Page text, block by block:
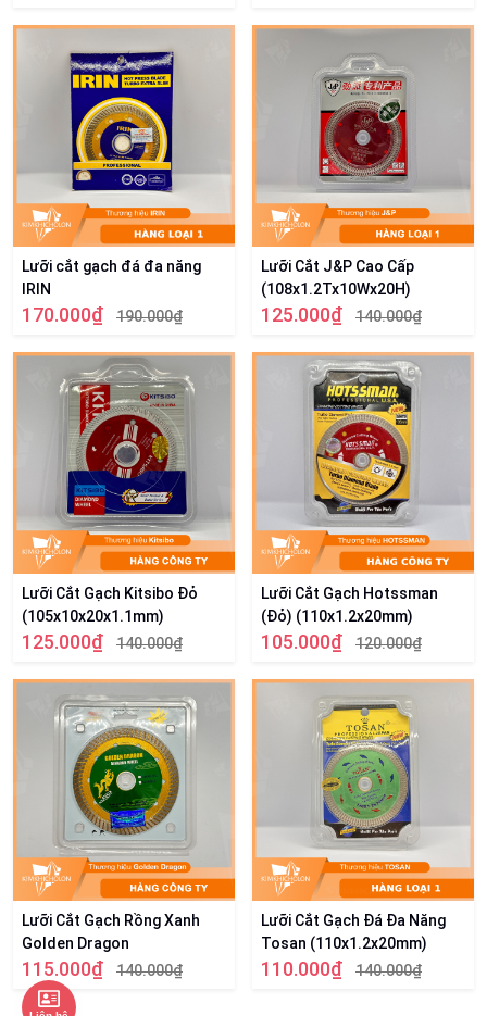
Lưỡi cắt gạch đá đa năng
IRIN
170.000₫ 190.000₫
Lưỡi Cắt J&P Cao Cấp
(108x1.2Tx10Wx20H)
125.000₫ 140.000₫
Lưỡi Cắt Gạch Kitsibo Đỏ
(105x10x20x1.1mm)
125.000₫ 140.000₫
Lưỡi Cắt Gạch Hotssman
(Đỏ) (110x1.2x20mm)
105.000₫ 120.000₫
Lưỡi Cắt Gạch Rồng Xanh
Golden Dragon
115.000₫ 140.000₫
Lưỡi Cắt Gạch Đá Đa Năng
Tosan (110x1.2x20mm)
110.000₫ 140.000₫